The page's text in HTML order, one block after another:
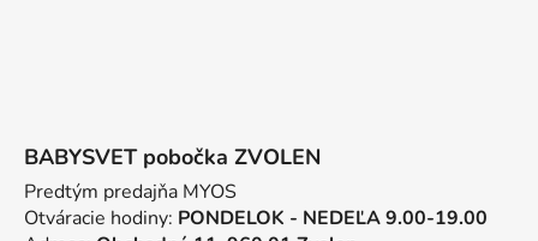
BABYSVET pobočka ZVOLEN
Predtým predajňa MYOS
Otváracie hodiny: PONDELOK - NEDEĽA 9.00-19.00